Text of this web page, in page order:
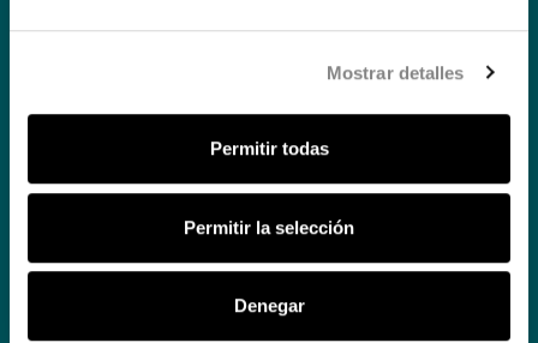
Mostrar detalles
Permitir todas
Permitir la selección
Denegar